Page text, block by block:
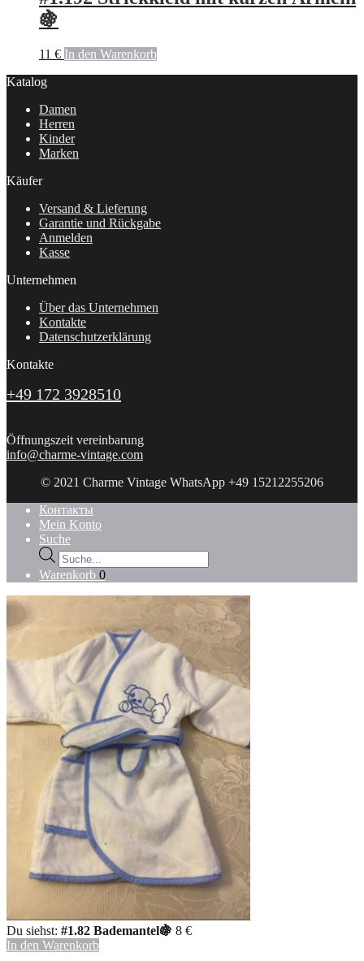
🍇
11 € In den Warenkorb
Katalog
Damen
Herren
Kinder
Marken
Käufer
Versand & Lieferung
Garantie und Rückgabe
Anmelden
Kasse
Unternehmen
Über das Unternehmen
Kontakte
Datenschutzerklärung
Kontakte
+49 172 3928510
Öffnungszeit vereinbarung
info@charme-vintage.com
© 2021 Charme Vintage WhatsApp +49 15212255206
Контакты
Mein Konto
Suche
Products
search
Warenkorb 0
Du siehst: #1.82 Bademantel🍇 8 €
In den Warenkorb